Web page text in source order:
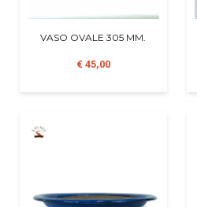
VASO OVALE 305 MM.
€ 45,00